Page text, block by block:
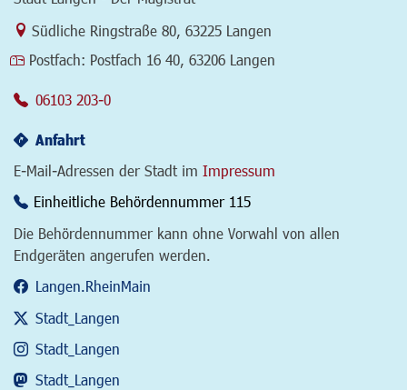
Link zur Google-Maps Navigation
Südliche Ringstraße 80 63225 Langen
Postfach: Postfach 16 40, 63206 Langen
06103 203-0
Anfahrt
E-Mail-Adressen der Stadt im Impressum
Einheitliche Behördennummer 115
Die Behördennummer kann ohne Vorwahl von allen
Endgeräten angerufen werden.
Langen.RheinMain
Stadt_Langen
Stadt_Langen
Stadt_Langen